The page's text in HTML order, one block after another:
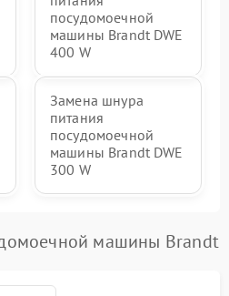
посудомоечной
машины Brandt DWE
400 W
Замена шнура
питания
посудомоечной
машины Brandt DWE
300 W
машины Brandt